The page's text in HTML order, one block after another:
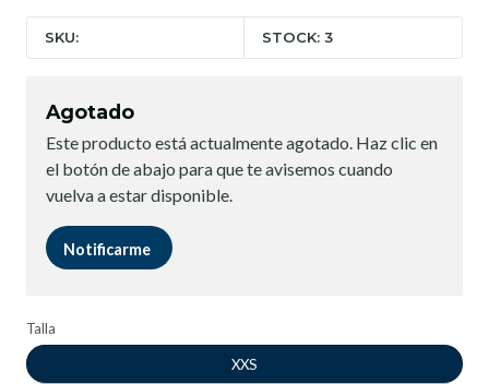
SKU: STOCK: 3
Agotado
Este producto está actualmente agotado. Haz clic en
el botón de abajo para que te avisemos cuando
vuelva a estar disponible.
Notificarme
Talla
XXS